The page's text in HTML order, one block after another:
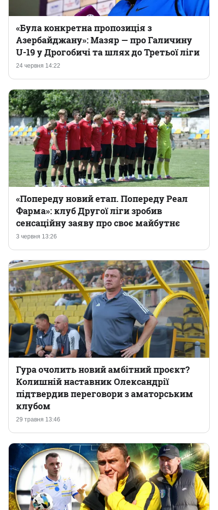
24 червня 14:22
«Була конкретна пропозиція з
Азербайджану»: Мазяр — про Галичину
U-19 у Дрогобичі та шлях до Третьої ліги
3 червня 13:26
«Попереду новий етап. Попереду Реал
Фарма»: клуб Другої ліги зробив
сенсаційну заяву про своє майбутнє
29 травня 13:46
Гура очолить новий амбітний проєкт?
Колишній наставник Олександрії
підтвердив переговори з аматорським
клубом